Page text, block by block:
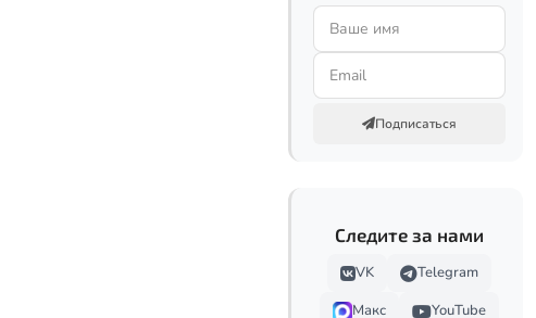
Подписаться
Следите за нами
VK
Telegram
Макс
YouTube